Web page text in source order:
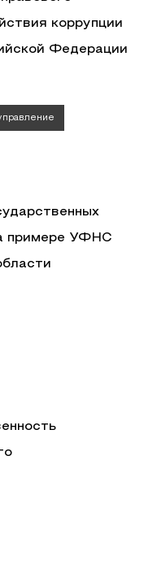
коррупции
Федерации
примере УФНС